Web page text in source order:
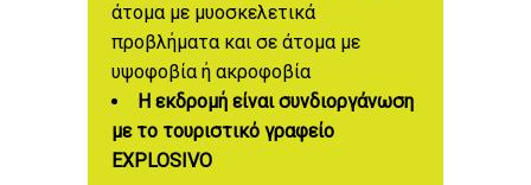
άτομα με μυοσκελετικά
προβλήματα και σε άτομα με
υψοφοβία ή ακροφοβία
Η εκδρομή είναι συνδιοργάνωση
με το τουριστικό γραφείο
EXPLOSIVO